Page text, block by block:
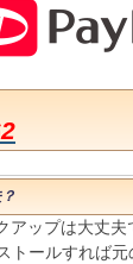
アップは大丈夫
ールすれば元